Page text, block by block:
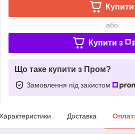
Купити
або
Купити з
Що таке купити з Пром?
Замовлення під захистом
Доставка